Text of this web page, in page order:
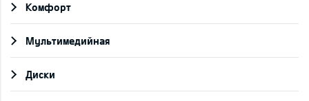
Комфорт
Мультимедийная
Диски